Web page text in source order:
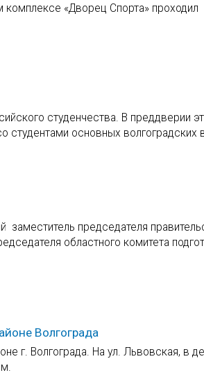
комплексе «Дворец Спорта» проходил
студенчества. В преддверии
студентами основных волгоградских
председателя
областного комитета
Волгограда
г. Волгограда. На ул. Львовская, в